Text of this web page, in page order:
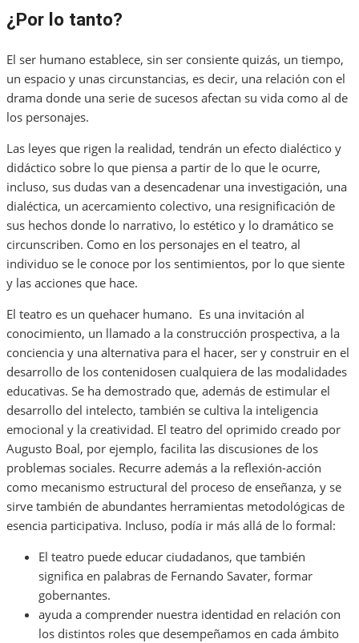
¿Por lo tanto?
El ser humano establece, sin ser consiente quizás, un tiempo,
un espacio y unas circunstancias, es decir, una relación con el
drama donde una serie de sucesos afectan su vida como al de
los personajes.
Las leyes que rigen la realidad, tendrán un efecto dialéctico y
didáctico sobre lo que piensa a partir de lo que le ocurre,
incluso, sus dudas van a desencadenar una investigación, una
dialéctica, un acercamiento colectivo, una resignificación de
sus hechos donde lo narrativo, lo estético y lo dramático se
circunscriben. Como en los personajes en el teatro, al
individuo se le conoce por los sentimientos, por lo que siente
y las acciones que hace.
El teatro es un quehacer humano. Es una invitación al
conocimiento, un llamado a la construcción prospectiva, a la
conciencia y una alternativa para el hacer, ser y construir en el
desarrollo de los contenidosen cualquiera de las modalidades
educativas. Se ha demostrado que, además de estimular el
desarrollo del intelecto, también se cultiva la inteligencia
emocional y la creatividad. El teatro del oprimido creado por
Augusto Boal, por ejemplo, facilita las discusiones de los
problemas sociales. Recurre además a la reflexión-acción
como mecanismo estructural del proceso de enseñanza, y se
sirve también de abundantes herramientas metodológicas de
esencia participativa. Incluso, podía ir más allá de lo formal:
El teatro puede educar ciudadanos, que también
significa en palabras de Fernando Savater, formar
gobernantes.
ayuda a comprender nuestra identidad en relación con
los distintos roles que desempeñamos en cada ámbito